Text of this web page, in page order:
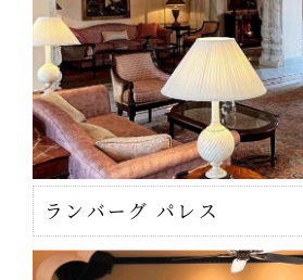
ランバーグ パレス